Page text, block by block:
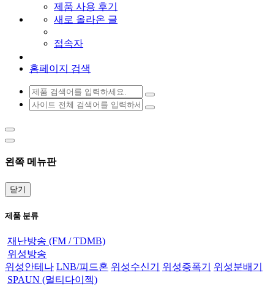
제품 사용 후기
새로 올라온 글
접속자
홈페이지 검색
왼쪽 메뉴판
닫기
제품 분류
재난방송 (FM / TDMB)
위성방송
위성안테나 LNB/피드혼 위성수신기 위성증폭기 위성분배기
SPAUN (멀티다이젝)